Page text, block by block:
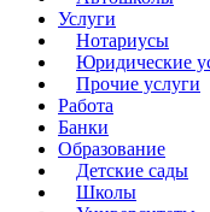
Услуги
Нотариусы
Юридические
Прочие услуги
Работа
Банки
Образование
Детские сады
Школы